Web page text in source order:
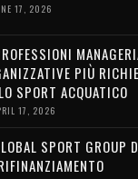
17, 2026
PIÙ
SPORT ACQUATICO
17, 2026
SPORT GROUP